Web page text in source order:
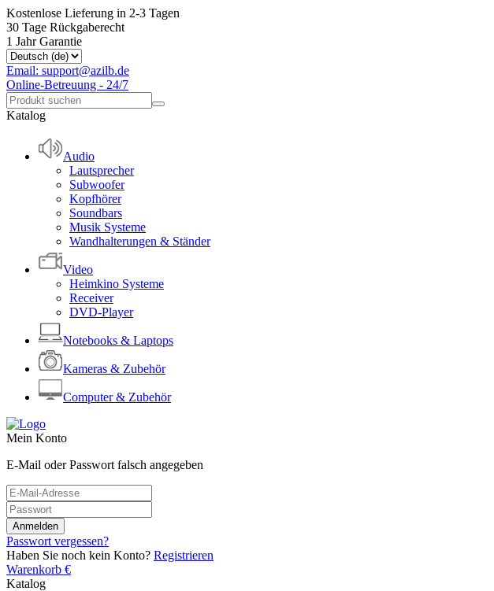
Kostenlose Lieferung in 2-3 Tagen
30 Tage Rückgaberecht
1 Jahr Garantie
Email: support@azilb.de
Online-Betreuung - 24/7
Katalog
Audio
Lautsprecher
Subwoofer
Kopfhörer
Soundbars
Musik Systeme
Wandhalterungen & Ständer
Video
Heimkino Systeme
Receiver
DVD-Player
Notebooks & Laptops
Kameras & Zubehör
Computer & Zubehör
Mein Konto
E-Mail oder Passwort falsch angegeben
Passwort vergessen?
Haben Sie noch kein Konto? Registrieren
Warenkorb €
Katalog